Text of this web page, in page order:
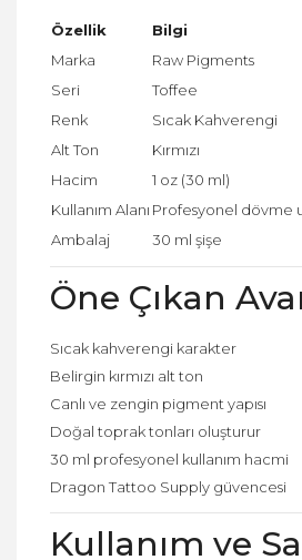
Özellik
Bilgi
Marka
Raw Pigments
Seri
Toffee
Renk
Sıcak Kahverengi
Alt Ton
Kırmızı
Hacim
1 oz (30 ml)
Kullanım Alanı Profesyonel dövme
Ambalaj
30 ml şişe
Öne Çıkan
Sıcak kahverengi karakter
Belirgin kırmızı alt ton
Canlı ve zengin pigment yapısı
Doğal toprak tonları oluşturur
30 ml profesyonel kullanım hacmi
Dragon Tattoo Supply güvencesi
Kullanım ve